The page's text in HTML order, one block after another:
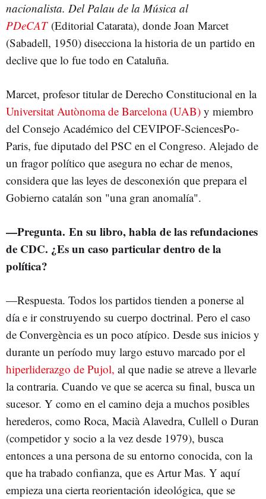
nacionalista. Del Palau de la Música al
PDeCAT(Editorial Catarata), donde Joan Marcet
(Sabadell, 1950) disecciona la historia de un partido en
declive que lo fue todo en Cataluña.
Marcet, profesor titular de Derecho Constitucional en la
Universitat Autònoma de Barcelona (UAB) y miembro
del Consejo Académico del CEVIPOF-SciencesPo-
Paris, fue diputado del PSC en el Congreso. Alejado de
un fragor político que asegura no echar de menos,
considera que las leyes de desconexión que prepara el
Gobierno catalán son "una gran anomalía".
—Pregunta. En su libro, habla de las refundaciones
de CDC. ¿Es un caso particular dentro de la
política?
—Respuesta. Todos los partidos tienden a ponerse al
día e ir construyendo su cuerpo doctrinal. Pero el caso
de Convergència es un poco atípico. Desde sus inicios y
durante un período muy largo estuvo marcado por el
hiperliderazgo de Pujol, al que nadie se atreve a llevarle
la contraria. Cuando ve que se acerca su final, busca un
sucesor. Y como en el camino deja a muchos posibles
herederos, como Roca, Macià Alavedra, Cullell o Duran
(competidor y socio a la vez desde 1979), busca
entonces a una persona de su entorno conocida, con la
que ha trabado confianza, que es Artur Mas. Y aquí
empieza una cierta reorientación ideológica, que se